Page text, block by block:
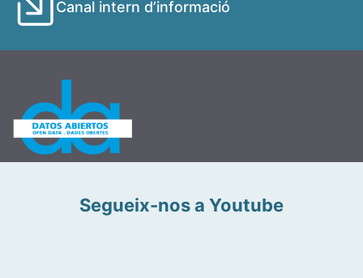
Canal intern d’informació
Segueix-nos a Youtube